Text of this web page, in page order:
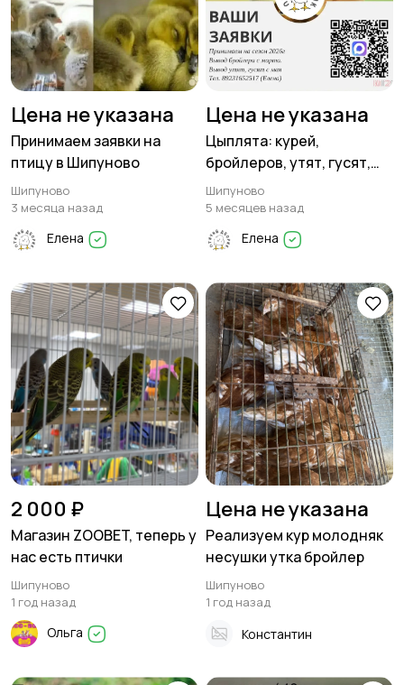
Цена не указана
Принимаем заявки на
птицу в Шипуново
Шипуново
3 месяца назад
Елена
Цена не указана
Цыплята: курей,
бройлеров, утят, гусят,
индоутят. Принимаем
заявки на сезон 2026г
Шипуново
5 месяцев назад
Елена
2 000 ₽
Магазин ZOOBET, теперь у
нас есть птички
Шипуново
1 год назад
Ольга
Цена не указана
Реализуем кур молодняк
несушки утка бройлер
Шипуново
1 год назад
Константин